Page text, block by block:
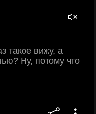
такое вижу, а
Ну, потому что